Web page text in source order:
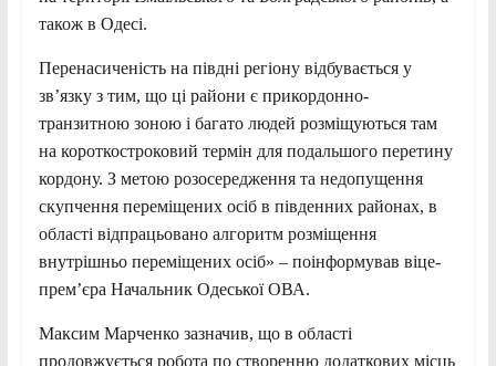
також в Одесі.
Перенасиченість на півдні регіону відбувається у
зв’язку з тим, що ці райони є прикордонно-
транзитною зоною і багато людей розміщуються там
на короткостроковий термін для подальшого перетину
кордону. З метою розосередження та недопущення
скупчення переміщених осіб в південних районах, в
області відпрацьовано алгоритм розміщення
внутрішньо переміщених осіб» – поінформував віце-
прем’єра Начальник Одеської ОВА.
Максим Марченко зазначив, що в області
продовжується робота по створенню додаткових місць